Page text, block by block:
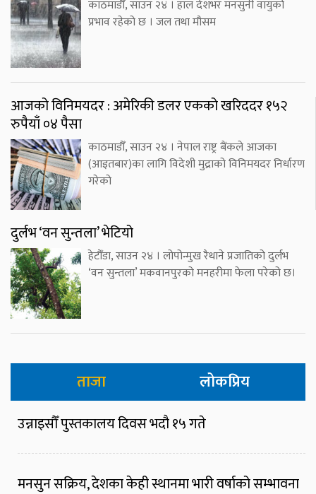
काठमाडौँ, साउन २४ । हाल देशभर मनसुनी वायुको
प्रभाव रहेको छ । जल तथा मौसम
आजको विनिमयदर : अमेरिकी डलर एकको खरिददर १५२
रुपैयाँ ०४ पैसा
काठमाडौँ, साउन २४ । नेपाल राष्ट्र बैंकले आजका
(आइतबार)का लागि विदेशी मुद्राको विनिमयदर निर्धारण
गरेको
दुर्लभ ‘वन सुन्तला’ भेटियो
हेटौँडा, साउन २४ । लोपोन्मुख रैथाने प्रजातिको दुर्लभ
‘वन सुन्तला’ मकवानपुरको मनहरीमा फेला परेको छ।
ताजा लोकप्रिय
उन्नाइसौँ पुस्तकालय दिवस भदौ १५ गते
मनसुन सक्रिय, देशका केही स्थानमा भारी वर्षाको सम्भावना